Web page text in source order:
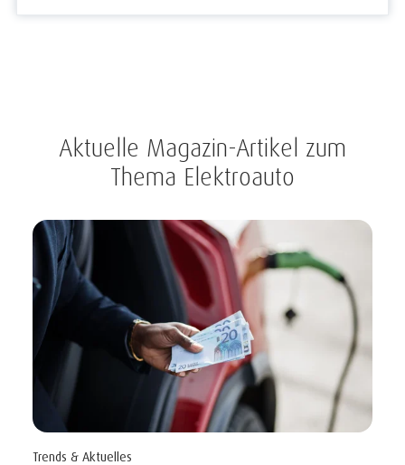
Aktuelle Magazin-Artikel zum
Thema Elektroauto
Trends & Aktuelles